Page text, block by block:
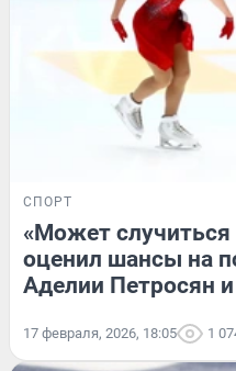
СПОРТ
«Может случиться
оценил шансы на
Аделии Петросян
17 февраля, 2026, 18:05 1